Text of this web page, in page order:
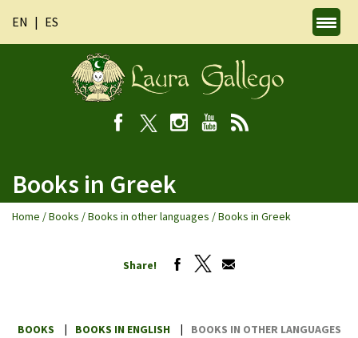
EN ES
Books in Greek
Home /Books /Books in other languages /Books in Greek
Share!
BOOKS BOOKS IN ENGLISH BOOKS IN OTHER LANGUAGES